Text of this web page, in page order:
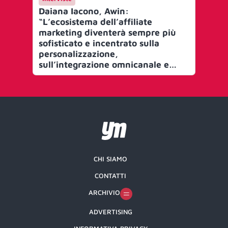
Daiana Iacono, Awin:
“L’ecosistema dell’affiliate
marketing diventerà sempre più
sofisticato e incentrato sulla
personalizzazione,
sull’integrazione omnicanale e
sulla tecnologia”
CHI SIAMO
CONTATTI
ARCHIVIO
ADVERTISING